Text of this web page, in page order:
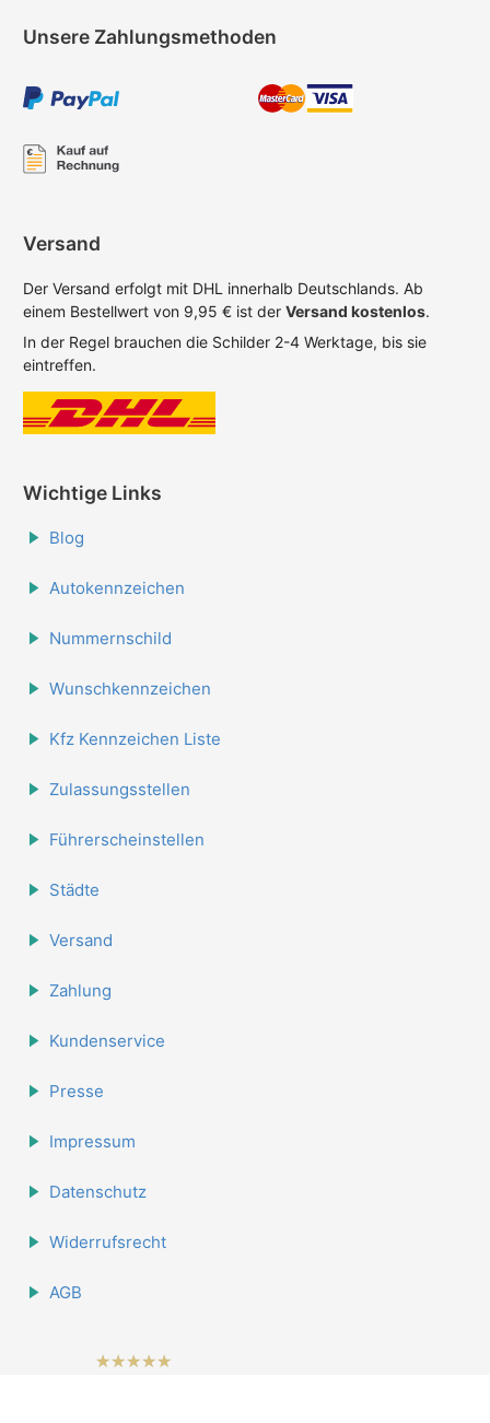
Unsere Zahlungsmethoden
Versand
Der Versand erfolgt mit DHL innerhalb Deutschlands. Ab
einem Bestellwert von 9,95 € ist der Versand kostenlos.
In der Regel brauchen die Schilder 2-4 Werktage, bis sie
eintreffen.
Wichtige Links
Blog
Autokennzeichen
Nummernschild
Wunschkennzeichen
Kfz Kennzeichen Liste
Zulassungsstellen
Führerscheinstellen
Städte
Versand
Zahlung
Kundenservice
Presse
Impressum
Datenschutz
Widerrufsrecht
AGB